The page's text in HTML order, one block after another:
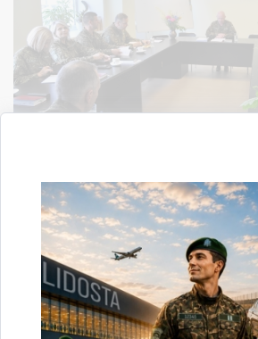
26.06.2026.
Ceturtdien, 18. jūnijā, Valsts robežsardzes
ieņēmuma dienesta Muitas pārvaldes Kurzemes
daļas, Pārtikas un Veterinārā dienesta Ostu
Vizītes un tikšanās